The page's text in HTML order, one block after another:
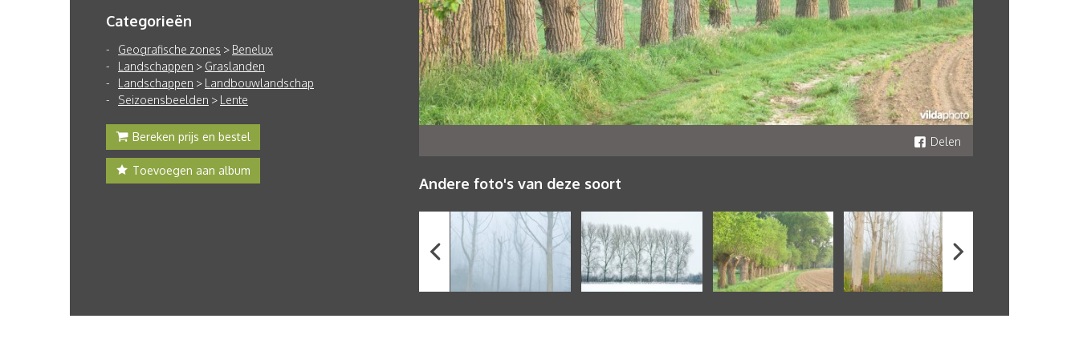
Categorieën
Geografische zones > Benelux
Landschappen > Graslanden
Landschappen > Landbouwlandschap
Seizoensbeelden > Lente
Bereken prijs en bestel
Toevoegen aan album
Delen
Andere foto's van deze soort